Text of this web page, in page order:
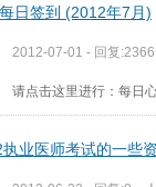
日签到 (2012年7月)
2012-07-01 - 回复
请点击这里进行：每日
执业医师考试的一些